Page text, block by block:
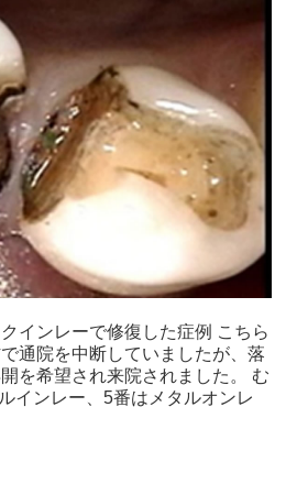
インレーで修復した症例 こちら
通院を中断していましたが、落
を希望され来院されました。 む
インレー、5番はメタルオンレ